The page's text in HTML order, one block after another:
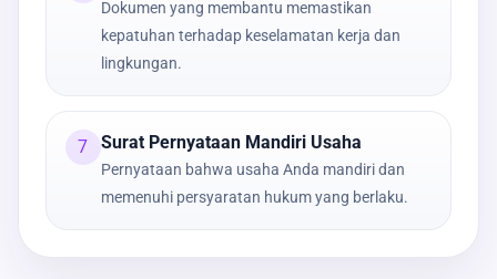
Dokumen yang membantu memastikan
kepatuhan terhadap keselamatan kerja dan
lingkungan.
7 Surat Pernyataan Mandiri Usaha
Pernyataan bahwa usaha Anda mandiri dan
memenuhi persyaratan hukum yang berlaku.